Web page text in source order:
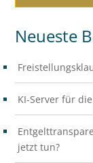
Neueste
KI-Server für
jetzt tun?